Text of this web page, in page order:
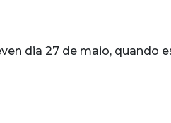
dia 27 de maio, quando